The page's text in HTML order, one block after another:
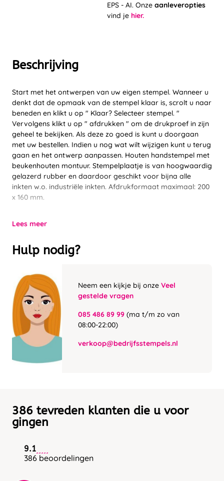
Beschrijving
Start met het ontwerpen van uw eigen stempel. Wanneer u
denkt dat de opmaak van de stempel klaar is, scrolt u naar
beneden en klikt u op " Klaar? Selecteer stempel. "
Vervolgens klikt u op " afdrukken " om de drukproef in zijn
geheel te bekijken. Als deze zo goed is kunt u doorgaan
met uw bestellen. Indien u nog wat wilt wijzigen kunt u terug
gaan en het ontwerp aanpassen. Houten handstempel met
beukenhouten montuur. Stempelplaatje is van hoogwaardig
gelazerd rubber en daardoor geschikt voor bijna alle
inkten w.o. industriële inkten. Afdrukformaat maximaal: 200
x 160 mm.
Lees meer
Hulp nodig?
Neem een kijkje bij onze Veel
gestelde vragen
085 486 89 99 (ma t/m zo van
08:00-22:00)
verkoop@bedrijfsstempels.nl
EPS - AI. Onze aanleveropties
vind je hier.
386 tevreden klanten die u voor
gingen
9.1
386 beoordelingen